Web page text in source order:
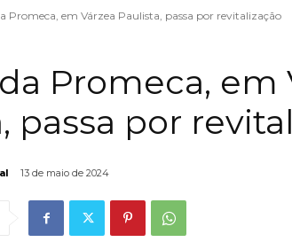
Promeca, em Várzea Paulista, passa por revitalização
Promeca, em
passa por
13 de maio de 2024